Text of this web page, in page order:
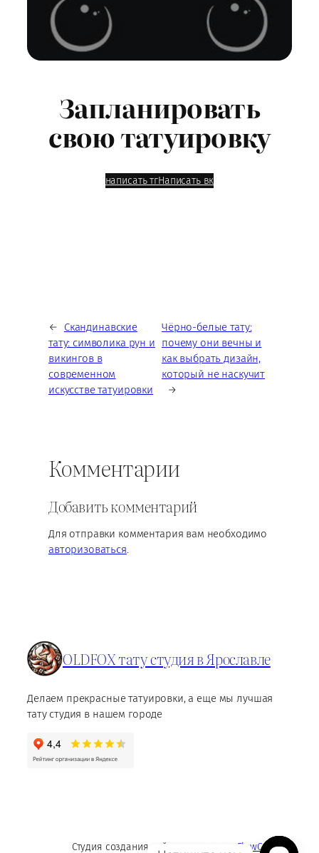
Запланировать
свою татуировку
написать тгНаписать вк
←
Скандинавские
тату: символика рун и
викингов в
современном
искусстве татуировки
Чёрно-белые тату:
почему они вечны и
как выбрать дизайн,
который не наскучит
→
Комментарии
Добавить комментарий
Для отправки комментария вам необходимо
авторизоваться.
OLDFOX тату студия в Ярославле
Делаем прекрасные татуировки, а еще мы лучшая
тату студия в нашем городе
Студия создания сайтов и контента FlowContent